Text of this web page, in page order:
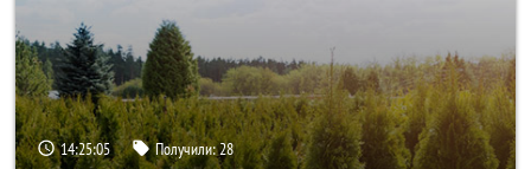
14:25:04 Получили:28